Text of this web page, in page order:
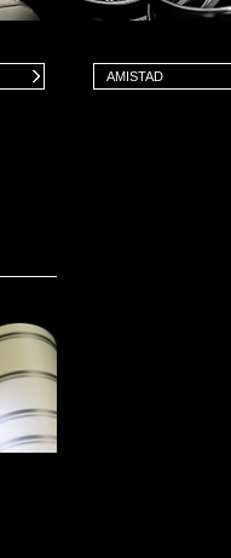
AMISTAD